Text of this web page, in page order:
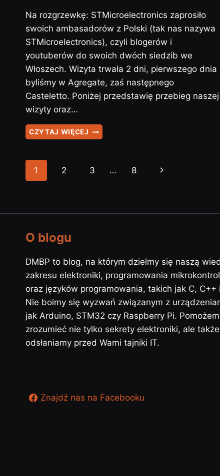
Na rozgrzewkę: STMicroelectronics zaprosiło
swoich ambasadorów z Polski (tak nas nazywa
STMicroelectronics), czyli blogerów i
youtuberów do swoich dwóch siedzib we
Włoszech. Wizyta trwała 2 dni, pierwszego dnia
byliśmy w Agregate, zaś następnego
Casteletto. Poniżej przedstawię przebieg naszej
wizyty oraz…
CZYTAJ WIĘCEJ JAK
WYGLĄDAŁ
EVENT
Nawigacja
1 2 3 … 8
Następna
O blogu
DMBP to blog, na którym dzielmy się naszą
zakresu elektroniki, programowania
oraz języków programowania, takich jak C, C++
Nie boimy się wyzwań związanym z
jak Arduino, STM32 czy Raspberry Pi.
zrozumieć nie tylko sekrety elektroniki, ale także
odsłaniamy przed Wami tajniki IT.
Znajdź nas na Facebooku